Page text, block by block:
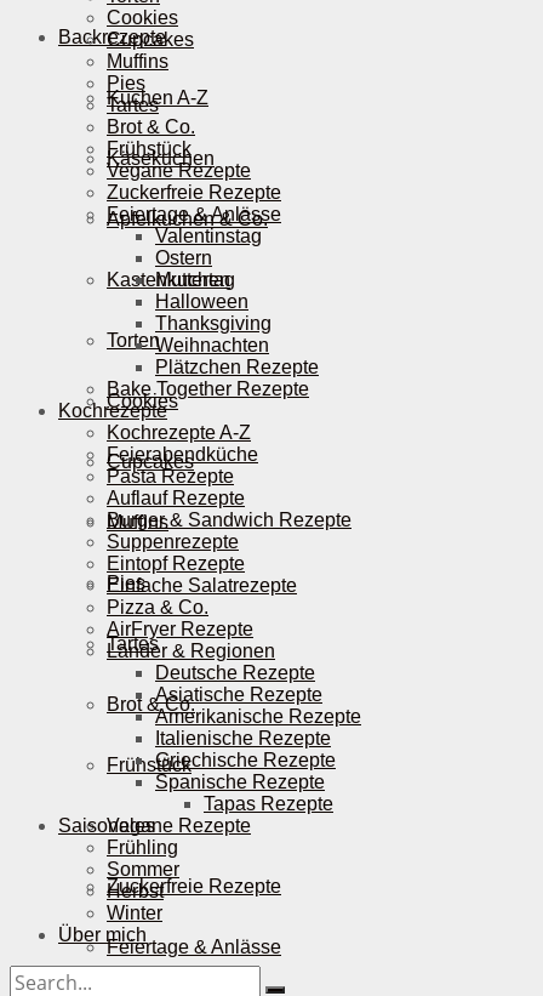
Backrezepte
Kuchen A-Z
Käsekuchen
Apfelkuchen & Co.
Kastenkuchen
Torten
Cookies
Cupcakes
Muffins
Pies
Tartes
Brot & Co.
Frühstück
Vegane Rezepte
Zuckerfreie Rezepte
Feiertage & Anlässe
Cookies
Cupcakes
Muffins
Pies
Tartes
Brot & Co.
Frühstück
Vegane Rezepte
Zuckerfreie Rezepte
Feiertage & Anlässe
Valentinstag
Ostern
Muttertag
Halloween
Thanksgiving
Weihnachten
Plätzchen Rezepte
Bake Together Rezepte
Kochrezepte
Kochrezepte A-Z
Feierabendküche
Pasta Rezepte
Auflauf Rezepte
Burger & Sandwich Rezepte
Suppenrezepte
Eintopf Rezepte
Einfache Salatrezepte
Pizza & Co.
AirFryer Rezepte
Länder & Regionen
Deutsche Rezepte
Asiatische Rezepte
Amerikanische Rezepte
Italienische Rezepte
Griechische Rezepte
Spanische Rezepte
Tapas Rezepte
Saisonales
Frühling
Sommer
Herbst
Winter
Über mich